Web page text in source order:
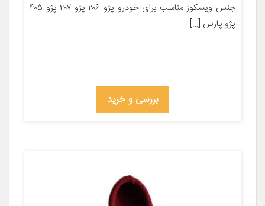
جنس ویسکوز مناسب برای خودرو پژو ۲۰۶ پژو ۲۰۷ پژو ۴۰۵
پژو پارس […]
بررسی و خرید